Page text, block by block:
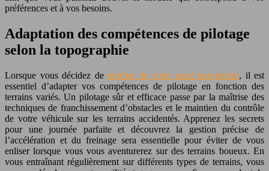
préférences et à vos besoins.
Adaptation des compétences de pilotage
selon la topographie
Lorsque vous décidez de profiter de votre quad tout-terrain, il est
essentiel d’adapter vos compétences de pilotage en fonction des
terrains variés. Un pilotage sûr et efficace passe par la maîtrise des
techniques de franchissement d’obstacles et le maintien du contrôle
de votre véhicule sur les terrains accidentés. Apprenez les secrets
pour une journée parfaite et découvrez la gestion précise de
l’accélération et du freinage sera essentielle pour éviter de vous
enliser lorsque vous vous aventurerez sur des terrains boueux. En
vous entraînant régulièrement sur différents types de terrains, vous